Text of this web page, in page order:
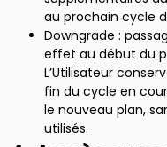
au prochain cycle
Downgrade :
effet au début du
L’Utilisateur
fin du cycle en
le nouveau plan,
utilisés.